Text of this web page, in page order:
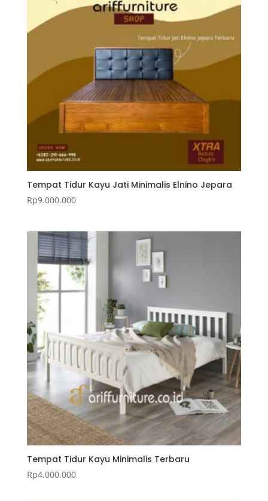
Tempat Tidur Kayu Jati Minimalis Elnino Jepara
Rp9.000.000
Tempat Tidur Kayu Minimalis Terbaru
Rp4.000.000